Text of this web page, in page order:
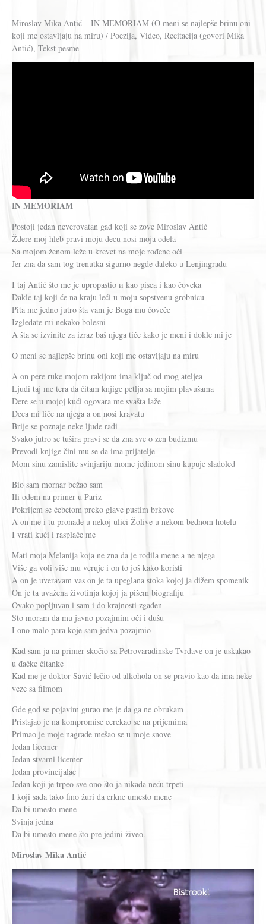
Miroslav Mika Antić – IN MEMORIAM (O meni se najlepše brinu oni
koji me ostavljaju na miru) / Poezija, Video, Recitacija (govori Mika
Antić), Tekst pesme
IN MEMORIAM
Postoji jedan neverovatan gad koji se zove Miroslav Antić
Ždere moj hleb pravi moju decu nosi moja odela
Sa mojom ženom leže u krevet na moje rođene oči
Jer zna da sam tog trenutka sigurno negde daleko u Lenjingradu
I taj Antić što me je upropastio и kao pisca i kao čoveka
Dakle taj koji će na kraju leći u moju sopstvenu grobnicu
Pita me jedno jutro šta vam je Boga mu čoveče
Izgledate mi nekako bolesni
A šta se izvinite za izraz baš njega tiče kako je meni i dokle mi je
O meni se najlepše brinu oni koji me ostavljaju na miru
A on pere ruke mojom rakijom ima ključ od mog ateljea
Ljudi taj me tera da čitam knjige petlja sa mojim plavušama
Dere se u mojoj kući ogovara me svašta laže
Deca mi liče na njega a on nosi kravatu
Brije se poznaje neke ljude radi
Svako jutro se tušira pravi se da zna sve o zen budizmu
Prevodi knjige čini mu se da ima prijatelje
Mom sinu zamislite svinjariju mome jedinom sinu kupuje sladoled
Bio sam mornar bežao sam
Ili odem na primer u Pariz
Pokrijem se ćebetom preko glave pustim brkove
A on me i tu pronađe u nekoj ulici Žolive u nekom bednom hotelu
I vrati kući i rasplače me
Mati moja Melanija koja ne zna da je rodila mene a ne njega
Više ga voli više mu veruje i on to još kako koristi
A on je uveravam vas on je ta upeglana stoka kojoj ja dižem spomenik
On je ta uvažena životinja kojoj ja pišem biografiju
Ovako popljuvan i sam i do krajnosti zgađen
Sto moram da mu javno pozajmim oči i dušu
I ono malo para koje sam jedva pozajmio
Kad sam ja na primer skočio sa Petrovaradinske Tvrđave on je uskakao
u đačke čitanke
Kad me je doktor Savić lečio od alkohola on se pravio kao da ima neke
veze sa filmom
Gde god se pojavim gurao me je da ga ne obrukam
Pristajao je na kompromise cerekao se na prijemima
Primao je moje nagrade mešao se u moje snove
Jedan licemer
Jedan stvarni licemer
Jedan provincijalac
Jedan koji je trpeo sve ono što ja nikada neću trpeti
I koji sada tako fino žuri da crkne umesto mene
Da bi umesto mene
Svinja jedna
Da bi umesto mene što pre jedini živeo.
Miroslav Mika Antić